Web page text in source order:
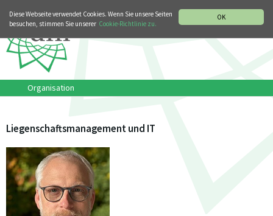
OK
Diese Webseite verwendet Cookies. Wenn Sie unsere Seiten
besuchen, stimmen Sie unserer Cookie-Richtlinie zu.
Organisation
Liegenschaftsmanagement und IT